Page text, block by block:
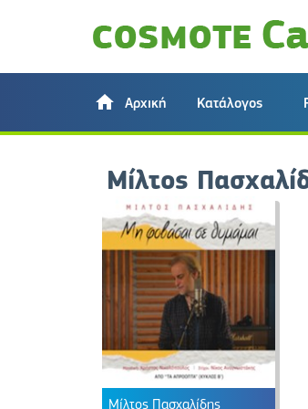
Αρχική Κατάλογος
Μίλτος
Μίλτος Πασχαλίδης